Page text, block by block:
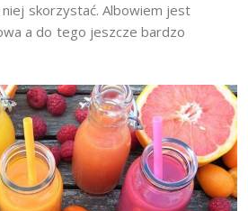
skorzystać. Albowiem jest
a do tego jeszcze bardzo